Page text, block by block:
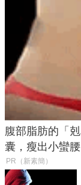
腹部脂肪的「
囊，瘦出小蠻腰
PR（新素簡）